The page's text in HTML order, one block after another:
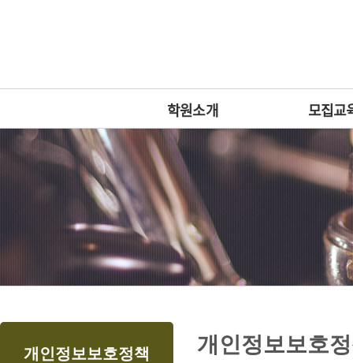
뉴
학원소개 모집교
본
하
개인정보보호정책
링
본
개인정보보호